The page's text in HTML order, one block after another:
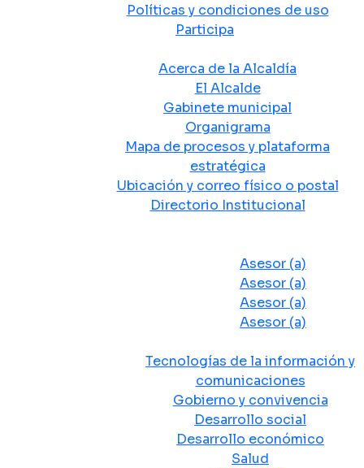
Políticas y condiciones de uso
Participa
Acerca de la Alcaldía
El Alcalde
Gabinete municipal
Organigrama
Mapa de procesos y plataforma
estratégica
Ubicación y correo físico o postal
Directorio Institucional
Asesor (a)
Asesor (a)
Asesor (a)
Asesor (a)
Tecnologías de la información y
comunicaciones
Gobierno y convivencia
Desarrollo social
Desarrollo económico
Salud